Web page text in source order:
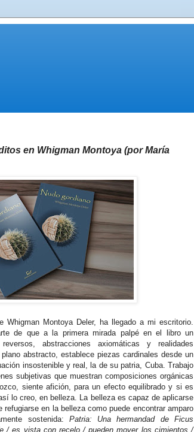
en Whigman Montoya (por María
Whigman Montoya Deler, ha llegado a mi escritorio.
de que a la primera mirada palpé en el libro un
abstracciones axiomáticas y realidades
abstracto, establece piezas cardinales desde un
insostenible y real, la de su patria, Cuba. Trabajo
subjetivas que muestran composiciones orgánicas
siente afición, para un efecto equilibrado y si es
lo creo, en belleza. La belleza es capaz de aplicarse
refugiarse en la belleza como puede encontrar amparo
sostenida: Patria: Una hermandad de Ficus
/ es vista con recelo / pueden mover los cimientos /